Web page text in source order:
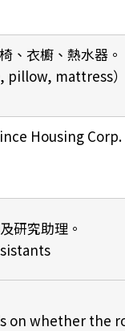
、衣櫥、熱水器。
mattress
Housing Corp.
研究助理。
whether the